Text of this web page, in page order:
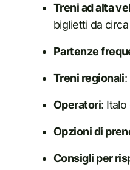
Treni ad alta
biglietti da circa
Partenze
Treni regionali
Operatori:
Opzioni di
Consigli per